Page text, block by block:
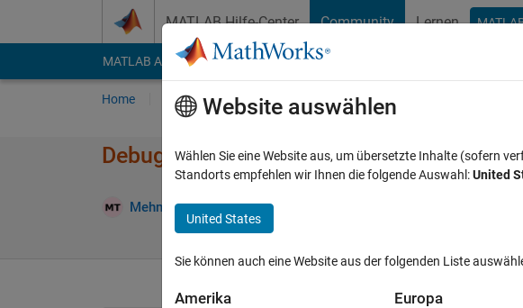
MATLAB Hilfe-Center Community Lernen
MATLAB Answers File Exchange Cody
Home Fragen Antworten Durchsuchen
Debug Assertion Failed Error
Mehmet Tugberk Turkoglu
Website auswählen
Wählen Sie eine Website aus, um übersetzte Inhalte (sofern
Standorts empfehlen wir Ihnen die folgende Auswahl:United
United States
Sie können auch eine Website aus der folgenden Liste
Amerika Europa